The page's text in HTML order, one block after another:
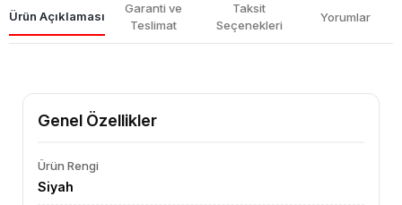
Ürün Açıklaması
Garanti ve
Teslimat
Taksit
Seçenekleri
Yorumlar
Genel Özellikler
Ürün Rengi
Siyah